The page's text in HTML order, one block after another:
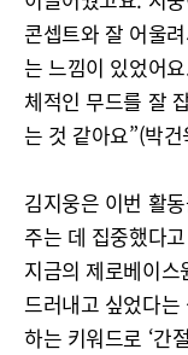
콘셉트와 잘 어울
는 느낌이 있었어
체적인 무드를 잘
는 것 같아요”(박건
김지웅은 이번 활
주는 데 집중했다
지금의 제로베이
드러내고 싶었다
하는 키워드로 ‘간